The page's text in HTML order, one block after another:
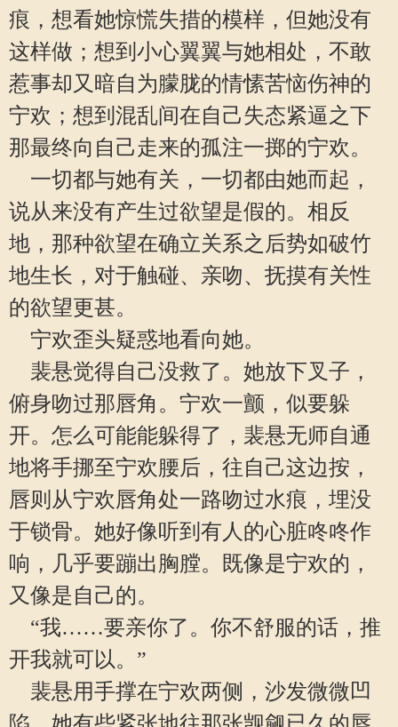
痕，想看她惊慌失措的模样，但她没有
这样做；想到小心翼翼与她相处，不敢
惹事却又暗自为朦胧的情愫苦恼伤神的
宁欢；想到混乱间在自己失态紧逼之下
那最终向自己走来的孤注一掷的宁欢。
一切都与她有关，一切都由她而起，
说从来没有产生过欲望是假的。相反
地，那种欲望在确立关系之后势如破竹
地生长，对于触碰、亲吻、抚摸有关性
的欲望更甚。
宁欢歪头疑惑地看向她。
裴悬觉得自己没救了。她放下叉子，
俯身吻过那唇角。宁欢一颤，似要躲
开。怎么可能能躲得了，裴悬无师自通
地将手挪至宁欢腰后，往自己这边按，
唇则从宁欢唇角处一路吻过水痕，埋没
于锁骨。她好像听到有人的心脏咚咚作
响，几乎要蹦出胸膛。既像是宁欢的，
又像是自己的。
“我……要亲你了。你不舒服的话，推
开我就可以。”
裴悬用手撑在宁欢两侧，沙发微微凹